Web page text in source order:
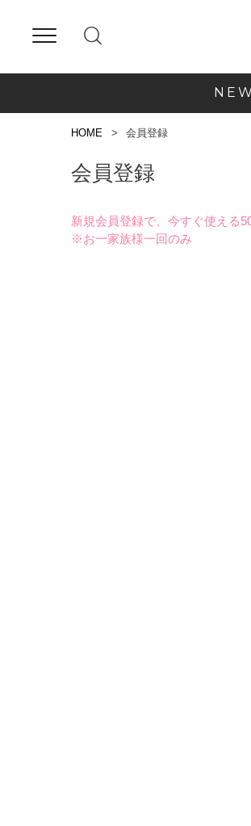
NEW
HOME 会員登録
会員登録
新規会員登録で、今すぐ使える
※お一家族様一回のみ